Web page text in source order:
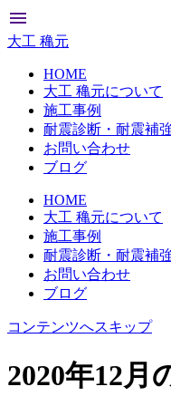
menu
大工 穐元
HOME
大工 穐元について
施工事例
耐震診断・耐震補
お問い合わせ
ブログ
HOME
大工 穐元について
施工事例
耐震診断・耐震補
お問い合わせ
ブログ
コンテンツへスキップ
2020年12月